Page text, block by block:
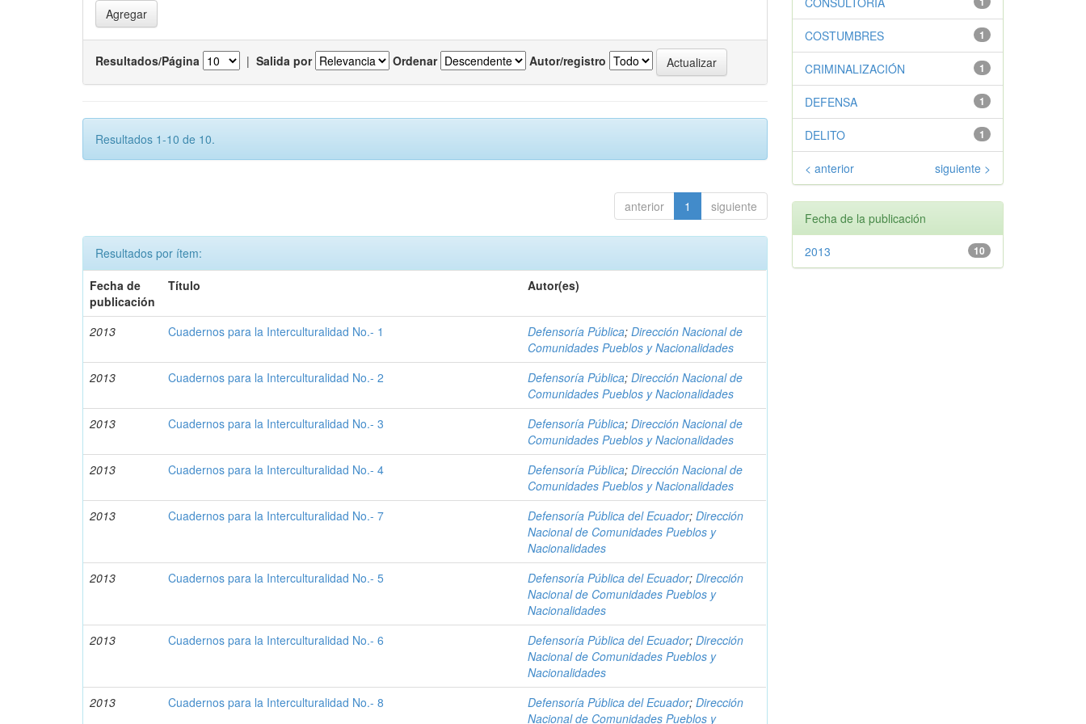
Resultados/Página | Salida por Ordenar Autor/registro
Resultados 1-10 de 10.
anterior 1 siguiente
Resultados por ítem:
Fecha de
publicación
Título Autor(es)
2013 Cuadernos para la Interculturalidad No.- 1 Defensoría Pública;Dirección Nacional de
Comunidades Pueblos y Nacionalidades
2013
Cuadernos para la Interculturalidad No.- 2 Defensoría Pública;Dirección Nacional de
Comunidades Pueblos y Nacionalidades
2013
Cuadernos para la Interculturalidad No.- 3 Defensoría Pública;Dirección Nacional de
Comunidades Pueblos y Nacionalidades
2013
Cuadernos para la Interculturalidad No.- 4 Defensoría Pública;Dirección Nacional de
Comunidades Pueblos y Nacionalidades
2013
Cuadernos para la Interculturalidad No.- 7 Defensoría Pública del Ecuador;Dirección
Nacional de Comunidades Pueblos y
Nacionalidades
2013
Cuadernos para la Interculturalidad No.- 5 Defensoría Pública del Ecuador;Dirección
Nacional de Comunidades Pueblos y
Nacionalidades
2013
Cuadernos para la Interculturalidad No.- 6 Defensoría Pública del Ecuador;Dirección
Nacional de Comunidades Pueblos y
Nacionalidades
2013
Cuadernos para la Interculturalidad No.- 8 Defensoría Pública del Ecuador;Dirección
Nacional de Comunidades Pueblos y
1
COSTUMBRES
1
CRIMINALIZACIÓN
1
DEFENSA
1
DELITO
< anterior siguiente >
Fecha de la publicación
10
2013